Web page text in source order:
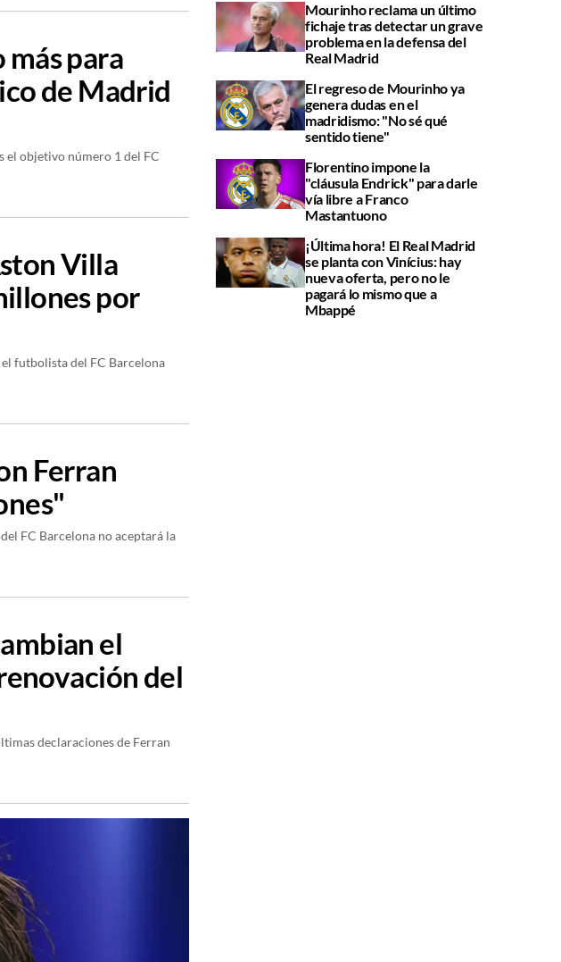
más para
de Madrid
el objetivo número 1 del FC
Villa
por
el futbolista del FC Barcelona
Ferran
FC Barcelona no aceptará la
el
del
declaraciones de Ferran
Mourinho reclama un último
fichaje tras detectar un grave
problema en la defensa del
Real Madrid
El regreso de Mourinho ya
genera dudas en el
madridismo: "No sé qué
sentido tiene"
Florentino impone la
"cláusula Endrick" para darle
vía libre a Franco
Mastantuono
¡Última hora! El Real Madrid
se planta con Vinícius: hay
nueva oferta, pero no le
pagará lo mismo que a
Mbappé